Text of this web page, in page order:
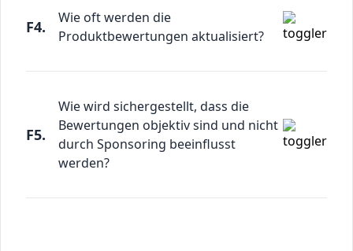
F4.
Wie oft werden die
Produktbewertungen aktualisiert?
F5.
Wie wird sichergestellt, dass die
Bewertungen objektiv sind und nicht
durch Sponsoring beeinflusst
werden?